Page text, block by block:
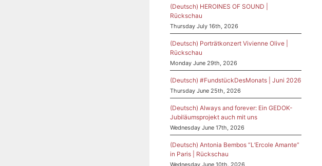
(Deutsch) HEROINES OF SOUND |
Rückschau
Thursday July 16th, 2026
(Deutsch) Porträtkonzert Vivienne Olive |
Rückschau
Monday June 29th, 2026
(Deutsch) #FundstückDesMonats | Juni 2026
Thursday June 25th, 2026
(Deutsch) Always and forever: Ein GEDOK-
Jubiläumsprojekt auch mit uns
Wednesday June 17th, 2026
(Deutsch) Antonia Bembos “L’Ercole Amante”
in Paris | Rückschau
Wednesday June 10th, 2026